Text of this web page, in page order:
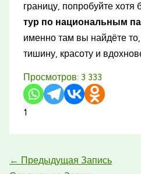
границу, попробуйте хотя
тур по национальным
именно там вы найдёте
тишину, красоту и
Просмотров: 3 333
1
← Предыдущая Запись